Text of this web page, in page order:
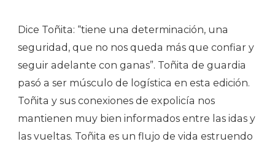
Dice Toñita: “tiene una determinación, una
seguridad, que no nos queda más que confiar y
seguir adelante con ganas”. Toñita de guardia
pasó a ser músculo de logística en esta edición.
Toñita y sus conexiones de expolicía nos
mantienen muy bien informados entre las idas y
las vueltas. Toñita es un flujo de vida estruendo